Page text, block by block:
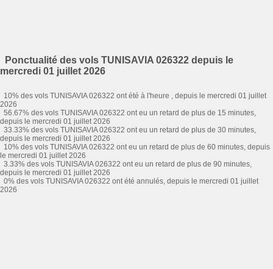
Ponctualité des vols TUNISAVIA 026322 depuis le
mercredi 01 juillet 2026
10% des vols TUNISAVIA 026322 ont été à l'heure , depuis le mercredi 01 juillet
2026
56.67% des vols TUNISAVIA 026322 ont eu un retard de plus de 15 minutes,
depuis le mercredi 01 juillet 2026
33.33% des vols TUNISAVIA 026322 ont eu un retard de plus de 30 minutes,
depuis le mercredi 01 juillet 2026
10% des vols TUNISAVIA 026322 ont eu un retard de plus de 60 minutes, depuis
le mercredi 01 juillet 2026
3.33% des vols TUNISAVIA 026322 ont eu un retard de plus de 90 minutes,
depuis le mercredi 01 juillet 2026
0% des vols TUNISAVIA 026322 ont été annulés, depuis le mercredi 01 juillet
2026